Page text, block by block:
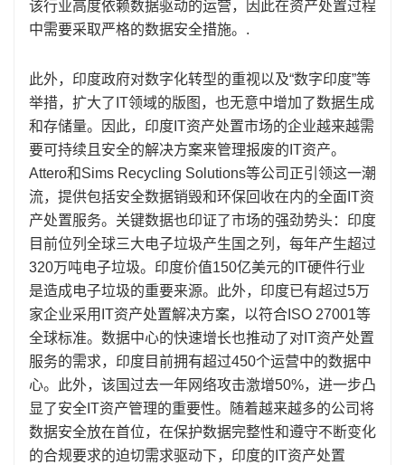
该行业高度依赖数据驱动的运营，因此在资产处置过程
中需要采取严格的数据安全措施。.
此外，印度政府对数字化转型的重视以及“数字印度”等
举措，扩大了IT领域的版图，也无意中增加了数据生成
和存储量。因此，印度IT资产处置市场的企业越来越需
要可持续且安全的解决方案来管理报废的IT资产。
Attero和Sims Recycling Solutions等公司正引领这一潮
流，提供包括安全数据销毁和环保回收在内的全面IT资
产处置服务。关键数据也印证了市场的强劲势头：印度
目前位列全球三大电子垃圾产生国之列，每年产生超过
320万吨电子垃圾。印度价值150亿美元的IT硬件行业
是造成电子垃圾的重要来源。此外，印度已有超过5万
家企业采用IT资产处置解决方案，以符合ISO 27001等
全球标准。数据中心的快速增长也推动了对IT资产处置
服务的需求，印度目前拥有超过450个运营中的数据中
心。此外，该国过去一年网络攻击激增50%，进一步凸
显了安全IT资产管理的重要性。随着越来越多的公司将
数据安全放在首位，在保护数据完整性和遵守不断变化
的合规要求的迫切需求驱动下，印度的IT资产处置